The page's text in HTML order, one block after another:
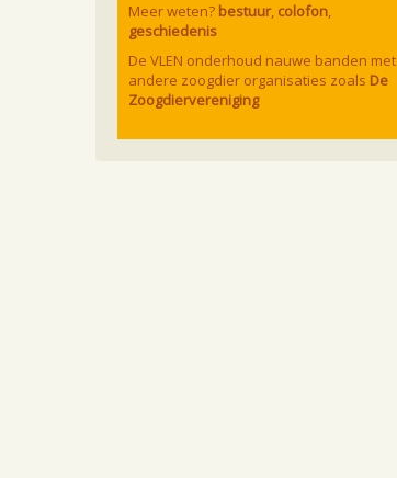
Meer weten? bestuur, colofon,
geschiedenis
De VLEN onderhoud nauwe banden met
andere zoogdier organisaties zoals De
Zoogdiervereniging